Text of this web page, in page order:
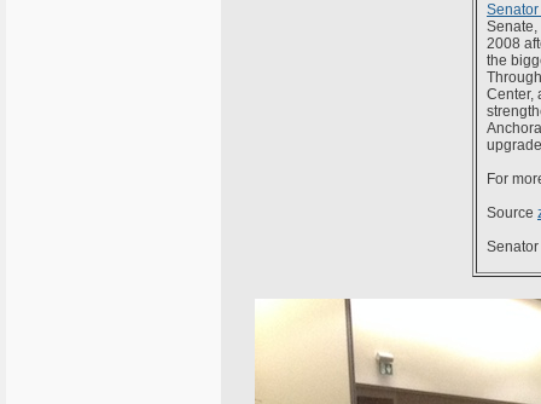
Senate,
2008
the
Center,
For
Source
Senator